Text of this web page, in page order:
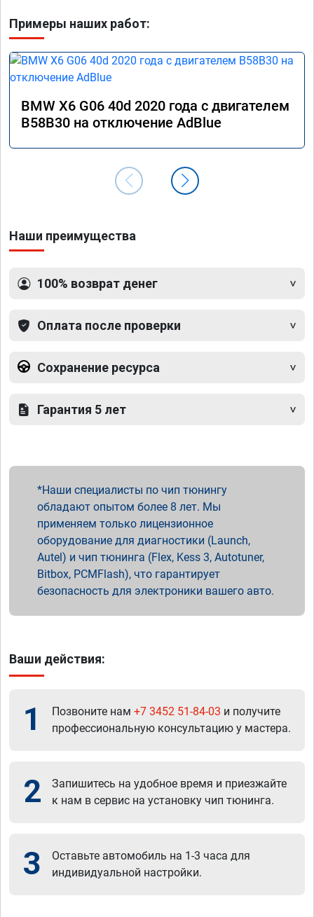
Примеры наших работ:
BMW X6 G06 40d 2020 года с двигателем
B58B30 на отключение AdBlue
Наши преимущества
100% возврат денег
Оплата после проверки
Сохранение ресурса
Гарантия 5 лет
Наши специалисты по чип тюнингу
обладают опытом более 8 лет. Мы
применяем только лицензионное
оборудование для диагностики (Launch,
Autel) и чип тюнинга (Flex, Kess 3, Autotuner,
Bitbox, PCMFlash), что гарантирует
безопасность для электроники вашего авто.
Ваши действия:
1 Позвоните нам +7 3452 51-84-03 и получите
профессиональную консультацию у мастера.
2
Запишитесь на удобное время и приезжайте
к нам в сервис на установку чип тюнинга.
3
Оставьте автомобиль на 1-3 часа для
индивидуальной настройки.